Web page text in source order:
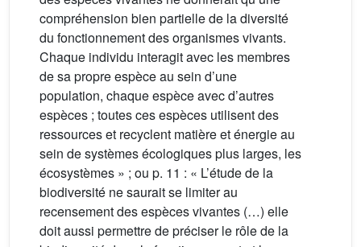
compréhension bien partielle de la diversité
du fonctionnement des organismes vivants.
Chaque individu interagit avec les membres
de sa propre espèce au sein d’une
population, chaque espèce avec d’autres
espèces ; toutes ces espèces utilisent des
ressources et recyclent matière et énergie au
sein de systèmes écologiques plus larges, les
écosystèmes » ; ou p. 11 : « L’étude de la
biodiversité ne saurait se limiter au
recensement des espèces vivantes (…) elle
doit aussi permettre de préciser le rôle de la